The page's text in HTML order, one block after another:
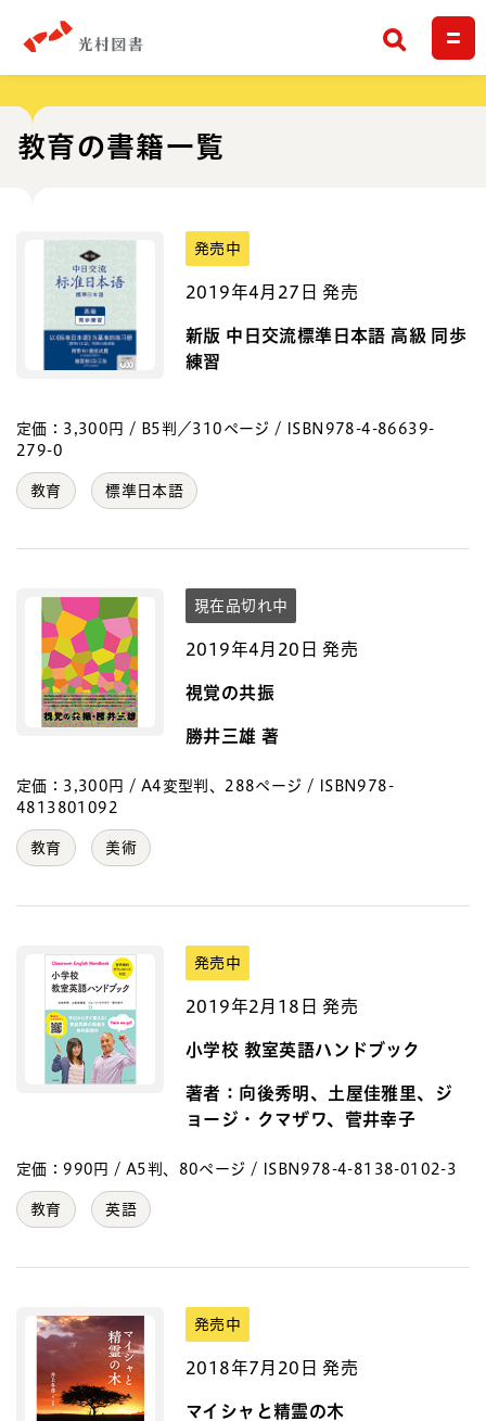
検索
教育の書籍一覧
発売中
2019年4月27日 発売
新版 中日交流標準日本語 高級 同歩
練習
定価：3,300円 / B5判／310ページ / ISBN978-4-86639-
279-0
教育 標準日本語
現在品切れ中
2019年4月20日 発売
視覚の共振
勝井三雄 著
定価：3,300円 / A4変型判、288ページ / ISBN978-
4813801092
教育 美術
発売中
2019年2月18日 発売
小学校 教室英語ハンドブック
著者：向後秀明、土屋佳雅里、ジ
ョージ・クマザワ、菅井幸子
定価：990円 / A5判、80ページ / ISBN978-4-8138-0102-3
教育 英語
発売中
2018年7月20日 発売
マイシャと精霊の木